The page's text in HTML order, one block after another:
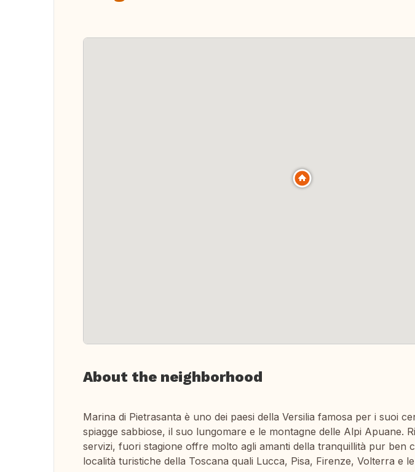
About the neighborhood
Marina di Pietrasanta è uno dei paesi della Versilia famosa per i suoi
spiagge sabbiose, il suo lungomare e le montagne delle Alpi Apuane.
servizi, fuori stagione offre molto agli amanti della tranquillità pur ben
località turistiche della Toscana quali Lucca, Pisa, Firenze, Volterra e